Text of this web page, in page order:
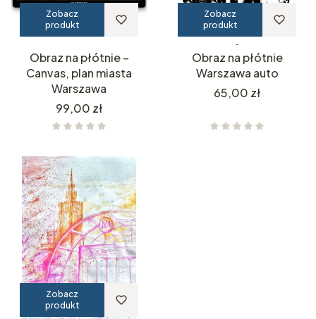
Zobacz
produkt
Obraz na płótnie –
Canvas, plan miasta
Warszawa
Cena
99,00 zł
Zobacz
produkt
Obraz na płótnie
Warszawa auto
Cena
65,00 zł
Zobacz
produkt